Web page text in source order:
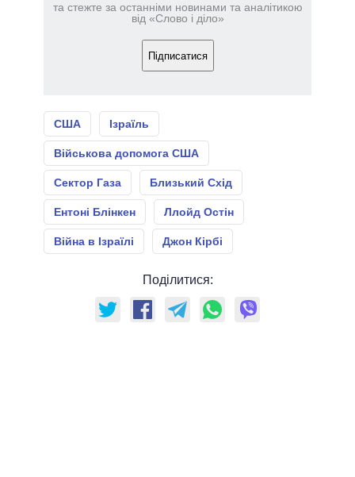
та стежте за останніми новинами та аналітикою
від «Слово і діло»
Підписатися
США Ізраїль
Військова допомога США
Сектор Газа Близький Схід
Ентоні Блінкен Ллойд Остін
Війна в Ізраїлі Джон Кірбі
Поділитися: